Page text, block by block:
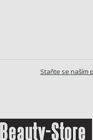
Staňte se naším